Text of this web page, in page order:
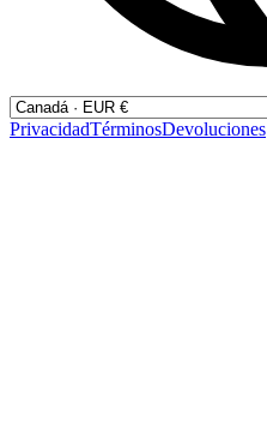
PrivacidadTérminosDevoluciones